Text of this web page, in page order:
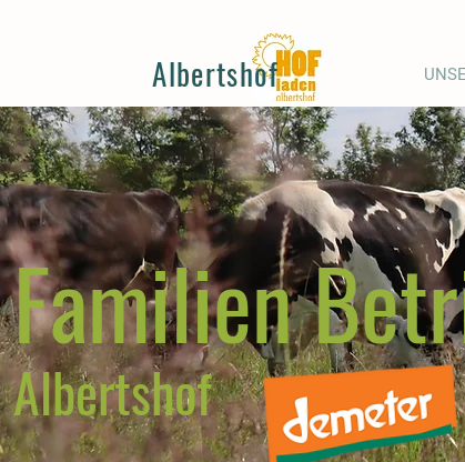
Albertshof
Familien
Albertshof